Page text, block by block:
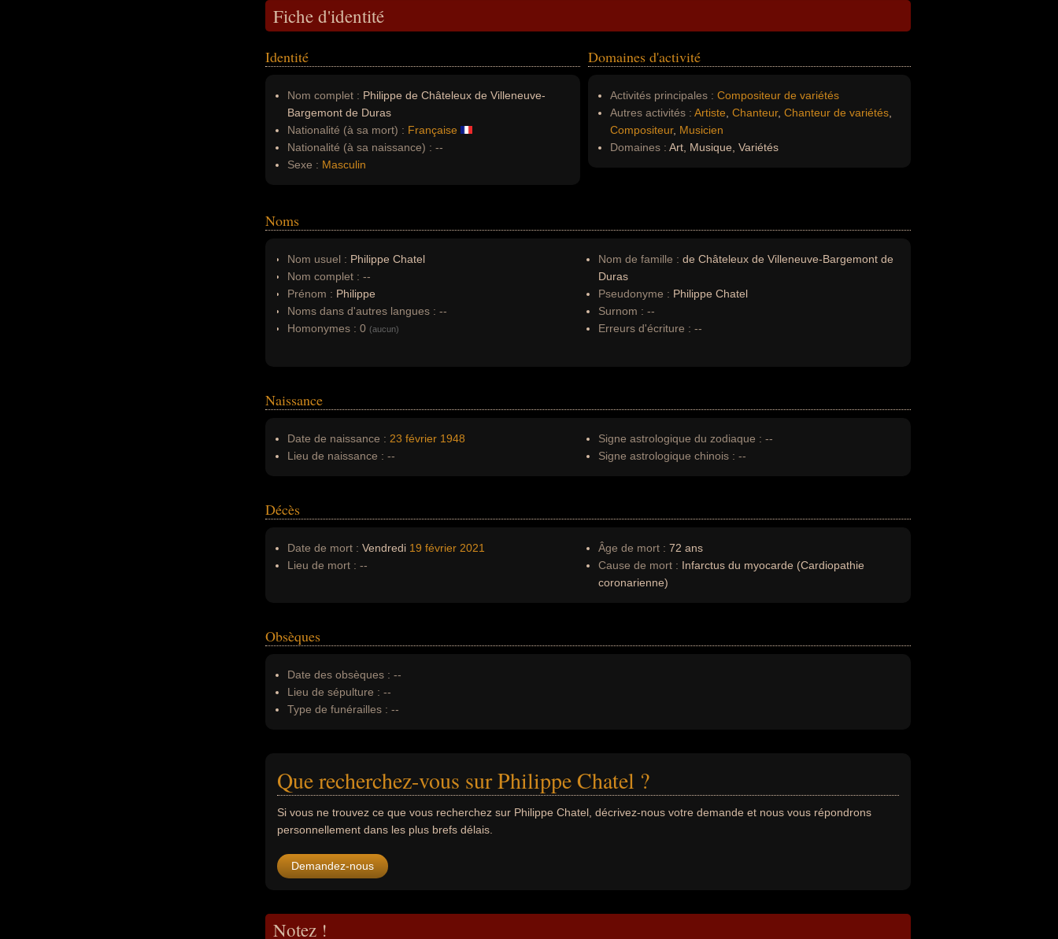
Fiche d'identité
Identité
Nom complet : Philippe de Châteleux de Villeneuve-
Bargemont de Duras
Nationalité (à sa mort) : Française
Nationalité (à sa naissance) : --
Sexe : Masculin
Domaines d'activité
Activités principales : Compositeur de variétés
Autres activités : Artiste Chanteur, Chanteur de variétés
Compositeur, Musicien
Domaines : Art, Musique, Variétés
Noms
Nom usuel : Philippe Chatel
Nom complet : --
Prénom : Philippe
Noms dans d'autres langues : --
Homonymes : 0 (aucun)
Nom de famille : de Châteleux de Villeneuve-Bargemont de
Duras
Pseudonyme : Philippe Chatel
Surnom : --
Erreurs d'écriture : --
Naissance
Date de naissance : 23 février 1948
Lieu de naissance : --
Signe astrologique du zodiaque : --
Signe astrologique chinois : --
Décès
Date de mort : Vendredi 19 février 2021
Lieu de mort : --
Âge de mort : 72 ans
Cause de mort : Infarctus du myocarde (Cardiopathie
coronarienne)
Obsèques
Date des obsèques : --
Lieu de sépulture : --
Type de funérailles : --
Que recherchez-vous sur Philippe Chatel ?
Si vous ne trouvez ce que vous recherchez sur Philippe Chatel, décrivez-nous votre demande et nous vous répondrons
personnellement dans les plus brefs délais.
Demandez-nous
Notez !